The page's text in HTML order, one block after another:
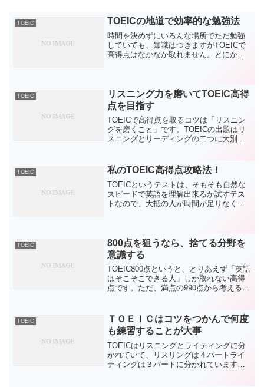
TOEIC TOEICの地道で効率的な勉強法
時間を決めずにいろんな場所でただ勉強
していても、知識はつきますがTOEICで
高得点はなかなか取れません。とにかく
く事により集中力を鍛...
TOEIC
リスニング力を磨いてTOEIC高得
点を目指す
TOEICで高得点を取るコツは「リスニン
グを磨くこと」です。TOEICの出題はリ
スニングとリーディングの二つに大別さ
ちです。しかし、出題内容を見てみると
リスニング分野の...
TOEIC 私のTOEIC高得点攻略法！
TOEICというテストは、そもそも自然な
スピードで英語を理解出来るか試すテス
トなので、大抵の人が時間が足りなくな
できるのにと同じ...
TOEIC
800点を狙うなら、捨てる分野を
意識する
TOEIC800点というと、とりあえず「英語
はそこそこできる人」しか取れない高得
点です。ただ、満点の990点から考える
点数です。800点をもし目指すなら、
TOEIC...
TOEIC
ＴＯＥＩＣはコツをつかんで何度
も練習することが大事
TOEICはリスニングとライティングに分
かれていて、リスリングは４パートライ
ティングは３パートに分かれています。